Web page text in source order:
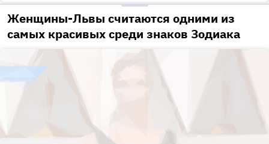
Женщины-Львы считаются одними из
самых красивых среди знаков Зодиака